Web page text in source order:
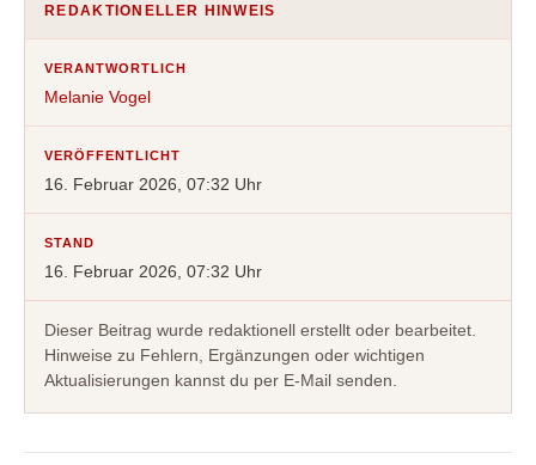
REDAKTIONELLER HINWEIS
VERANTWORTLICH
Melanie Vogel
VERÖFFENTLICHT
16. Februar 2026, 07:32 Uhr
STAND
16. Februar 2026, 07:32 Uhr
Dieser Beitrag wurde redaktionell erstellt oder bearbeitet.
Hinweise zu Fehlern, Ergänzungen oder wichtigen
Aktualisierungen kannst du per E-Mail senden.